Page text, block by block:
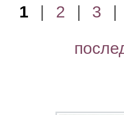
1 | 2 | 3 |